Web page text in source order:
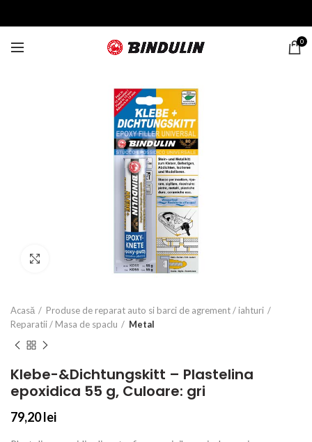
0
Acasă
Produse de reparat auto si barci de agrement / iahturi
Reparatii / Masa de spaclu
Metal
Klebe-&Dichtungskitt – Plastelina
epoxidica 55 g, Culoare: gri
79,20lei